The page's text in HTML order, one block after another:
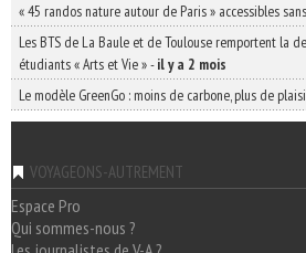
« 45 randos nature autour de Paris » accessibles
Les BTS de La Baule et de Toulouse remportent la
étudiants « Arts et Vie »-il y a 2 mois
Le modèle GreenGo : moins de carbone, plus de
VOYAGEONS-AUTREMENT
Espace Pro
Qui sommes-nous ?